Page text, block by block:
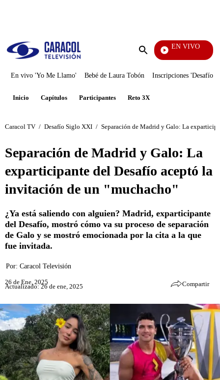
Enviar
EN VIVO
En vivo 'Yo Me Llamo' Bebé de Laura Tobón Inscripciones 'Desafío'
Inicio Capítulos Participantes Reto 3X
Caracol TV / Desafío Siglo XXI / Separación de Madrid y Galo: La
Separación de Madrid y Galo: La
exparticipante del Desafío aceptó la
invitación de un "muchacho"
¿Ya está saliendo con alguien? Madrid, exparticipante
del Desafío, mostró cómo va su proceso de separación
de Galo y se mostró emocionada por la cita a la que
fue invitada.
Por: Caracol Televisión
26 de Ene, 2025
Actualizado: 26 de ene, 2025 Compartir